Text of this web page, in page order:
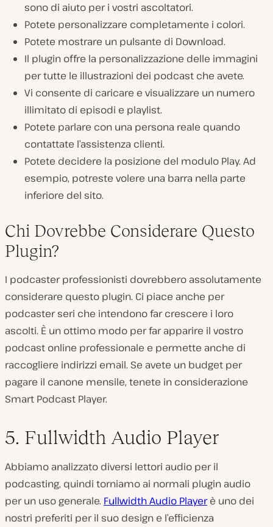
sono di aiuto per i vostri ascoltatori.
Potete personalizzare completamente i colori.
Potete mostrare un pulsante di Download.
Il plugin offre la personalizzazione delle immagini
per tutte le illustrazioni dei podcast che avete.
Vi consente di caricare e visualizzare un numero
illimitato di episodi e playlist.
Potete parlare con una persona reale quando
contattate l’assistenza clienti.
Potete decidere la posizione del modulo Play. Ad
esempio, potreste volere una barra nella parte
inferiore del sito.
Chi Dovrebbe Considerare Questo
Plugin?
I podcaster professionisti dovrebbero assolutamente
considerare questo plugin. Ci piace anche per
podcaster seri che intendono far crescere i loro
ascolti. È un ottimo modo per far apparire il vostro
podcast online professionale e permette anche di
raccogliere indirizzi email. Se avete un budget per
pagare il canone mensile, tenete in considerazione
Smart Podcast Player.
5. Fullwidth Audio Player
Abbiamo analizzato diversi lettori audio per il
podcasting, quindi torniamo ai normali plugin audio
per un uso generale. Fullwidth Audio Playerè uno dei
nostri preferiti per il suo design e l’efficienza